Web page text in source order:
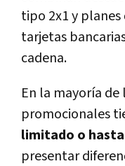
tipo 2x1 y
tarjetas
cadena.
En la mayoría de
promocionales
limitado o
presentar